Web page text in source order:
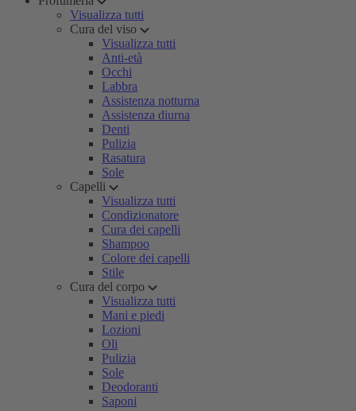
Visualizza tutti
Cura del viso
Visualizza tutti
Anti-età
Occhi
Labbra
Assistenza notturna
Assistenza diurna
Denti
Pulizia
Rasatura
Sole
Capelli
Visualizza tutti
Condizionatore
Cura dei capelli
Shampoo
Colore dei capelli
Stile
Cura del corpo
Visualizza tutti
Mani e piedi
Lozioni
Oli
Pulizia
Sole
Deodoranti
Saponi